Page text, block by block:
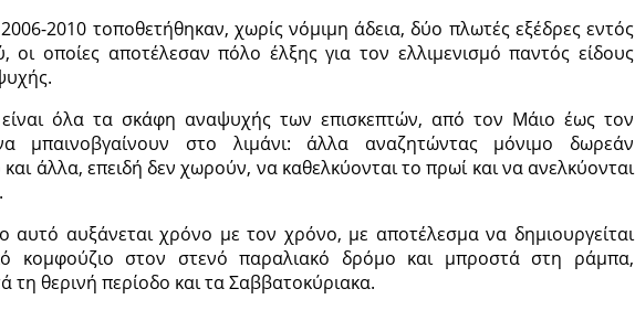
2010 τοποθετήθηκαν, χωρίς νόμιμη άδεια, δύο πλωτές εξέδρες εντός
οι οποίες αποτέλεσαν πόλο έλξης για τον ελλιμενισμό παντός είδους
όλα τα σκάφη αναψυχής των επισκεπτών, από τον Μάιο έως τον
μπαινοβγαίνουν στο λιμάνι: άλλα αναζητώντας μόνιμο δωρεάν
άλλα, επειδή δεν χωρούν, να καθελκύονται το πρωί και να ανελκύονται
αυτό αυξάνεται χρόνο με τον χρόνο, με αποτέλεσμα να δημιουργείται
κομφούζιο στον στενό παραλιακό δρόμο και μπροστά στη ράμπα,
τη θερινή περίοδο και τα Σαββατοκύριακα.